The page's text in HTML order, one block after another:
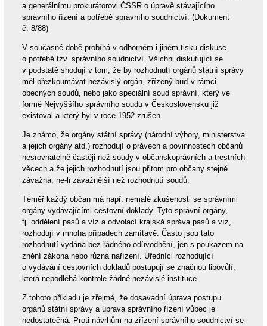
a generálnímu prokurátorovi ČSSR o úpravě stávajícího
správního řízení a potřebě správního soudnictví. (Dokument
č. 8/88)
V současné době probíhá v odborném i jiném tisku diskuse
o potřebě tzv. správního soudnictví. Všichni diskutující se
v podstatě shodují v tom, že by rozhodnutí orgánů státní správy
měl přezkoumávat nezávislý orgán, zřízený buď v rámci
obecných soudů, nebo jako speciální soud správní, který ve
formě Nejvyššího správního soudu v Československu již
existoval a který byl v roce 1952 zrušen.
Je známo, že orgány státní správy (národní výbory, ministerstva
a jejich orgány atd.) rozhodují o právech a povinnostech občanů
nesrovnatelně častěji než soudy v občanskoprávních a trestních
věcech a že jejich rozhodnutí jsou přitom pro občany stejně
závažná, ne-li závažnější než rozhodnutí soudů.
Téměř každý občan má např. nemalé zkušenosti se správními
orgány vydávajícími cestovní doklady. Tyto správní orgány,
tj. oddělení pasů a víz a odvolací krajská správa pasů a víz,
rozhodují v mnoha případech zamítavě. Často jsou tato
rozhodnutí vydána bez řádného odůvodnění, jen s poukazem na
znění zákona nebo různá nařízení. Úředníci rozhodující
o vydávání cestovních dokladů postupují se značnou libovůlí,
která nepodléhá kontrole žádné nezávislé instituce.
Z tohoto příkladu je zřejmé, že dosavadní úprava postupu
orgánů státní správy a úprava správního řízení vůbec je
nedostatečná. Proti návrhům na zřízení správního soudnictví se